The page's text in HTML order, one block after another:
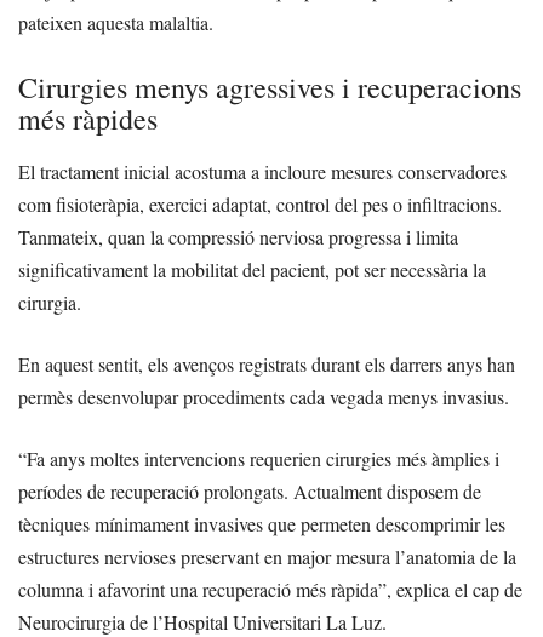
pateixen aquesta malaltia.
Cirurgies menys agressives i recuperacions
més ràpides
El tractament inicial acostuma a incloure mesures conservadores
com fisioteràpia, exercici adaptat, control del pes o infiltracions.
Tanmateix, quan la compressió nerviosa progressa i limita
significativament la mobilitat del pacient, pot ser necessària la
cirurgia.
En aquest sentit, els avenços registrats durant els darrers anys han
permès desenvolupar procediments cada vegada menys invasius.
“Fa anys moltes intervencions requerien cirurgies més àmplies i
períodes de recuperació prolongats. Actualment disposem de
tècniques mínimament invasives que permeten descomprimir les
estructures nervioses preservant en major mesura l’anatomia de la
columna i afavorint una recuperació més ràpida”, explica el cap de
Neurocirurgia de l’Hospital Universitari La Luz.